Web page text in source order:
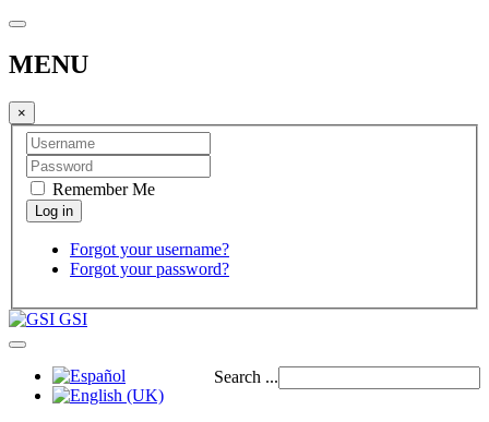
MENU
×
Remember Me
Forgot your username?
Forgot your password?
GSI
Search ...